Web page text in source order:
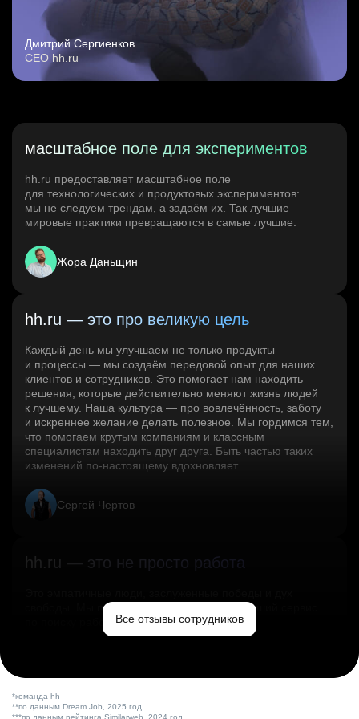
Дмитрий Сергиенков
CEO hh.ru
масштабное поле для экспериментов
hh.ru предоставляет масштабное поле
для технологических и продуктовых экспериментов:
мы не следуем трендам, а задаём их. Так лучшие
мировые практики превращаются в самые лучшие.
Жора Даньщин
hh.ru — это про великую цель
Каждый день мы улучшаем не только продукты
и процессы — мы создаём передовой опыт для наших
клиентов и сотрудников. Это помогает нам находить
решения, которые действительно меняют жизнь людей
к лучшему. Наша культура — про вовлечённость, заботу
и искреннее желание делать полезное. Мы гордимся тем,
что помогаем крутым компаниям и классным
специалистам находить друг друга. Быть частью таких
изменений по‑настоящему вдохновляет.
Сергей Чертов
hh.ru — это не просто работа
свободы. Мы помогаем миру и создаём лучший сервис
по поиску работы в стране.Все отзывы сотрудников
*команда hh
**по данным Dream Job, 2025 год
***по данным рейтинга Similarweb, 2024 год